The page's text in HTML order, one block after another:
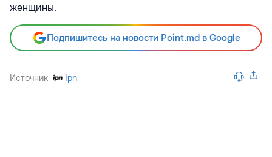
женщины.
Подпишитесь на новости Point.md в Google
Источник Ipn